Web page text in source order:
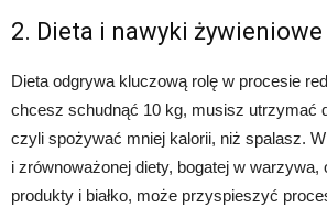
2. Dieta i nawyki żywieniowe
Dieta odgrywa kluczową rolę w procesie
chcesz schudnąć 10 kg, musisz utrzymać
czyli spożywać mniej kalorii, niż spalasz.
i zrównoważonej diety, bogatej w warzywa,
produkty i białko, może przyspieszyć